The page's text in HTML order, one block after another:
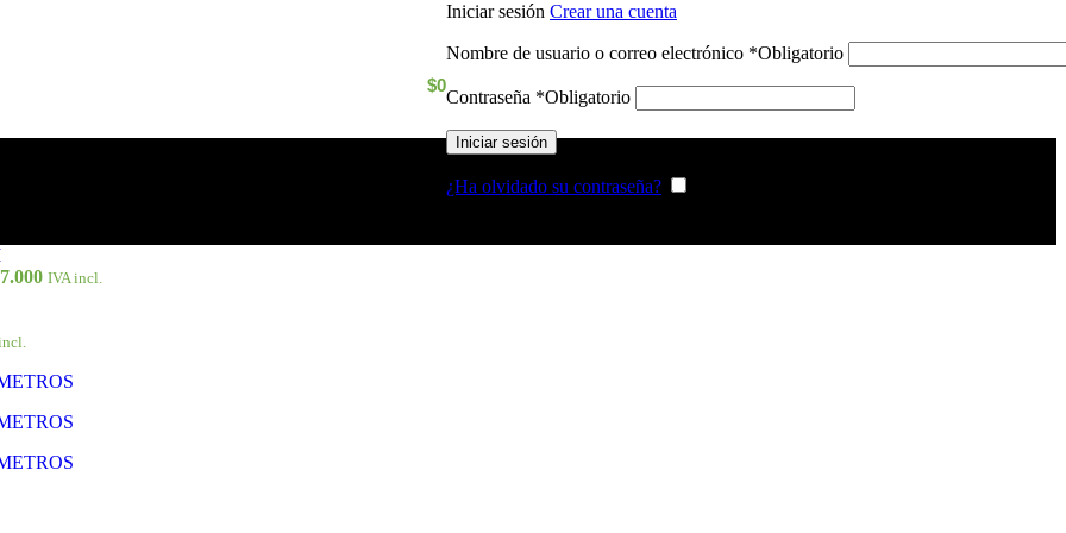
$0
Iniciar sesión Crear una cuenta
Nombre de usuario o correo electrónico *Obligatorio
Contraseña *Obligatorio
Iniciar sesión
¿Ha olvidado su contraseña?
IVA incl.